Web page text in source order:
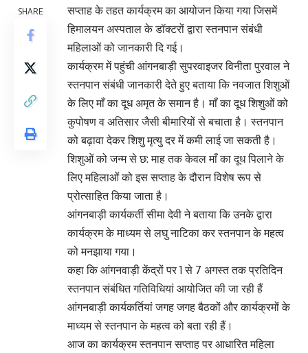
SHARE
सप्ताह के तहत कार्यक्रम का आयोजन किया गया जिसमें
हिमालयन अस्पताल के डॉक्टरों द्वारा स्तनपान संबंधी
महिलाओं को जानकारी दि गई।
कार्यक्रम में पहुंची आंगनबाड़ी सुपरवाइजर विनीता पुरवाल ने
स्तनपान संबंधी जानकारी देते हुए बताया कि नवजात शिशुओं
के लिए माँ का दूध अमृत के समान है। माँ का दूध शिशुओं को
कुपोषण व अतिसार जैसी बीमारियों से बचाता है। स्तनपान
को बढ़ावा देकर शिशु मृत्यु दर में कमी लाई जा सकती है।
शिशुओं को जन्म से छ: माह तक केवल माँ का दूध पिलाने के
लिए महिलाओं को इस सप्ताह के दौरान विशेष रूप से
प्रोत्साहित किया जाता है।
आंगनबाड़ी कार्यकर्ती सीमा देवी ने बताया कि उनके द्वारा
कार्यक्रम के माध्यम से लघु नाटिका कर स्तनपान के महत्व
को मनझाया गया।
कहा कि आंगनवाड़ी केंद्रों पर 1 से 7 अगस्त तक प्रतिदिन
स्तनपान संबंधित गतिविधियां आयोजित की जा रही हैं
आंगनबाड़ी कार्यकर्तियां जगह जगह बैठकों और कार्यक्रमों के
माध्यम से स्तनपान के महत्व को बता रही हैं।
आज का कार्यक्रम स्तनपान सप्ताह पर आधारित महिला